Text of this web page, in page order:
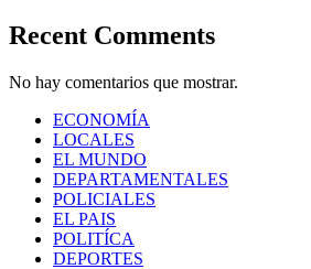
Recent Comments
No hay comentarios que mostrar.
ECONOMÍA
LOCALES
EL MUNDO
DEPARTAMENTALES
POLICIALES
EL PAIS
POLITÍCA
DEPORTES